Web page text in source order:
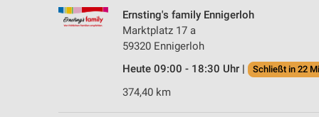
Ernsting's family Ennigerloh
Marktplatz 17 a
59320 Ennigerloh
Heute 09:00 - 18:30 Uhr |
Schließt in 22
374,40 km
Funktional